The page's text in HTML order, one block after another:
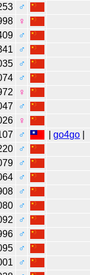
♂
♀
♂
♂
♂
♂
♀
♂
♀
♂ |go4go
♂
♂
♂
♂
♂
♂
♂
♂
♂